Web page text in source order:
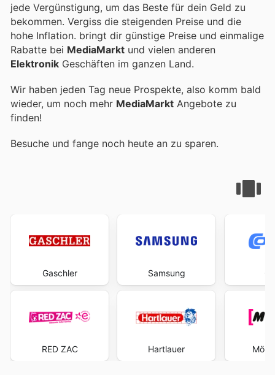
jede Vergünstigung, um das Beste für dein Geld zu
bekommen. Vergiss die steigenden Preise und die
hohe Inflation. bringt dir günstige Preise und einmalige
Rabatte bei MediaMarkt und vielen anderen
Elektronik Geschäften im ganzen Land.
Wir haben jeden Tag neue Prospekte, also komm bald
wieder, um noch mehr MediaMarkt Angebote zu
finden!
Besuche und fange noch heute an zu sparen.
Gaschler
RED ZAC
Samsung
Hartlauer